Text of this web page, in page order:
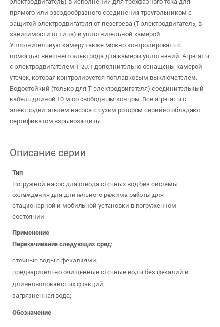
электродвигатель) в исполнении для трехфазного тока для
прямого или звездообразного соединения треугольником с
защитой электродвигателя от перегрева (T-электродвигатель, в
зависимости от типа) и уплотнительной камерой.
Уплотнительную камеру также можно контролировать с
помощью внешнего электрода для камеры уплотнений. Агрегаты
с электродвигателем T 20.1 дополнительно оснащены камерой
утечек, которая контролируется поплавковым выключателем.
Водостойкий (только для T-электродвигателя) соединительный
кабель длиной 10 м со свободным концом. Все агрегаты с
электродвигателем насоса с сухим ротором серийно обладают
сертификатом взрывозащиты.
Описание серии
Тип
Погружной насос для отвода сточных вод без системы
охлаждения для длительного режима работы для
стационарной и мобильной установки в погруженном
состоянии.
Применение
Перекачивание следующих сред:
сточные воды с фекалиями;
предварительно очищенные сточные воды без фекалий и
длинноволокнистых фракций;
загрязненная вода;
Обозначение